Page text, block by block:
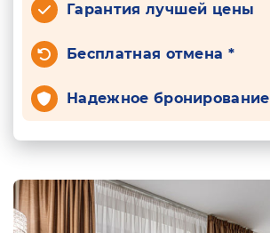
Гарантия лучшей цены
Бесплатная отмена *
Надежное бронирование